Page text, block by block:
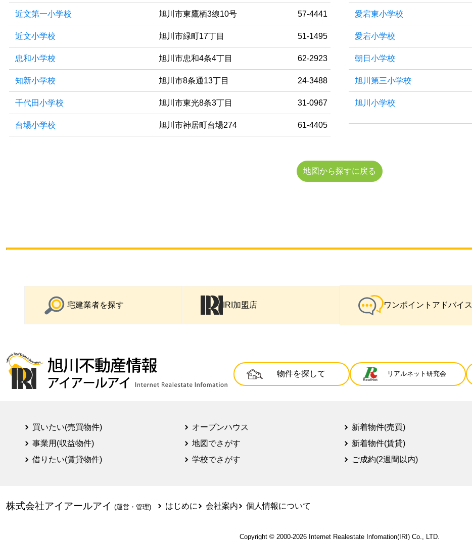
近文第一小学校 旭川市東鷹栖3線10号 57-4441
近文小学校 旭川市緑町17丁目 51-1495
忠和小学校 旭川市忠和4条4丁目 62-2923
知新小学校 旭川市8条通13丁目 24-3488
千代田小学校 旭川市東光8条3丁目 31-0967
台場小学校 旭川市神居町台場274 61-4405
愛宕東小学校
愛宕小学校
朝日小学校
旭川第三小学校
旭川小学校
地図から探すに戻る
宅建業者を探す IRI加盟店 ワンポイントアドバイス
物件を探して リアルネット研究会
買いたい(売買物件)
事業用(収益物件)
借りたい(賃貸物件)
オープンハウス
地図でさがす
学校でさがす
新着物件(売買)
新着物件(賃貸)
ご成約(2週間以内)
株式会社アイアールアイ (運営・管理) はじめに 会社案内 個人情報について
Copyright © 2000-2026 Internet Realestate Infomation(IRI) Co., LTD.